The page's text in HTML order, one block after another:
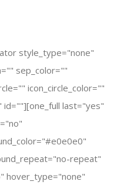
style_type="none"
sep_color=""
icon_circle_color=""
last="yes"
repeat"
hover_type="none"